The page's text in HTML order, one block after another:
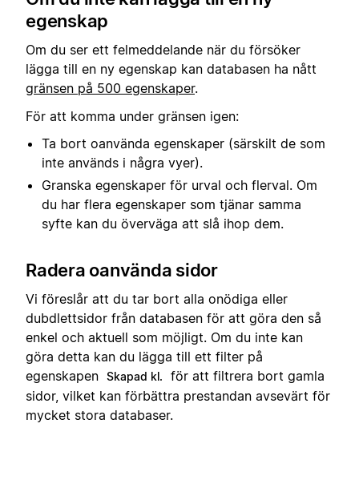
egenskap
Om du ser ett felmeddelande när du försöker
lägga till en ny egenskap kan databasen ha nått
gränsen på 500 egenskaper.
För att komma under gränsen igen:
Ta bort oanvända egenskaper (särskilt de som
inte används i några vyer).
Granska egenskaper för urval och flerval. Om
du har flera egenskaper som tjänar samma
syfte kan du överväga att slå ihop dem.
Radera oanvända sidor
Vi föreslår att du tar bort alla onödiga eller
dubdlettsidor från databasen för att göra den så
enkel och aktuell som möjligt. Om du inte kan
göra detta kan du lägga till ett filter på
egenskapen Skapad kl.
för att filtrera bort gamla
sidor, vilket kan förbättra prestandan avsevärt för
mycket stora databaser.